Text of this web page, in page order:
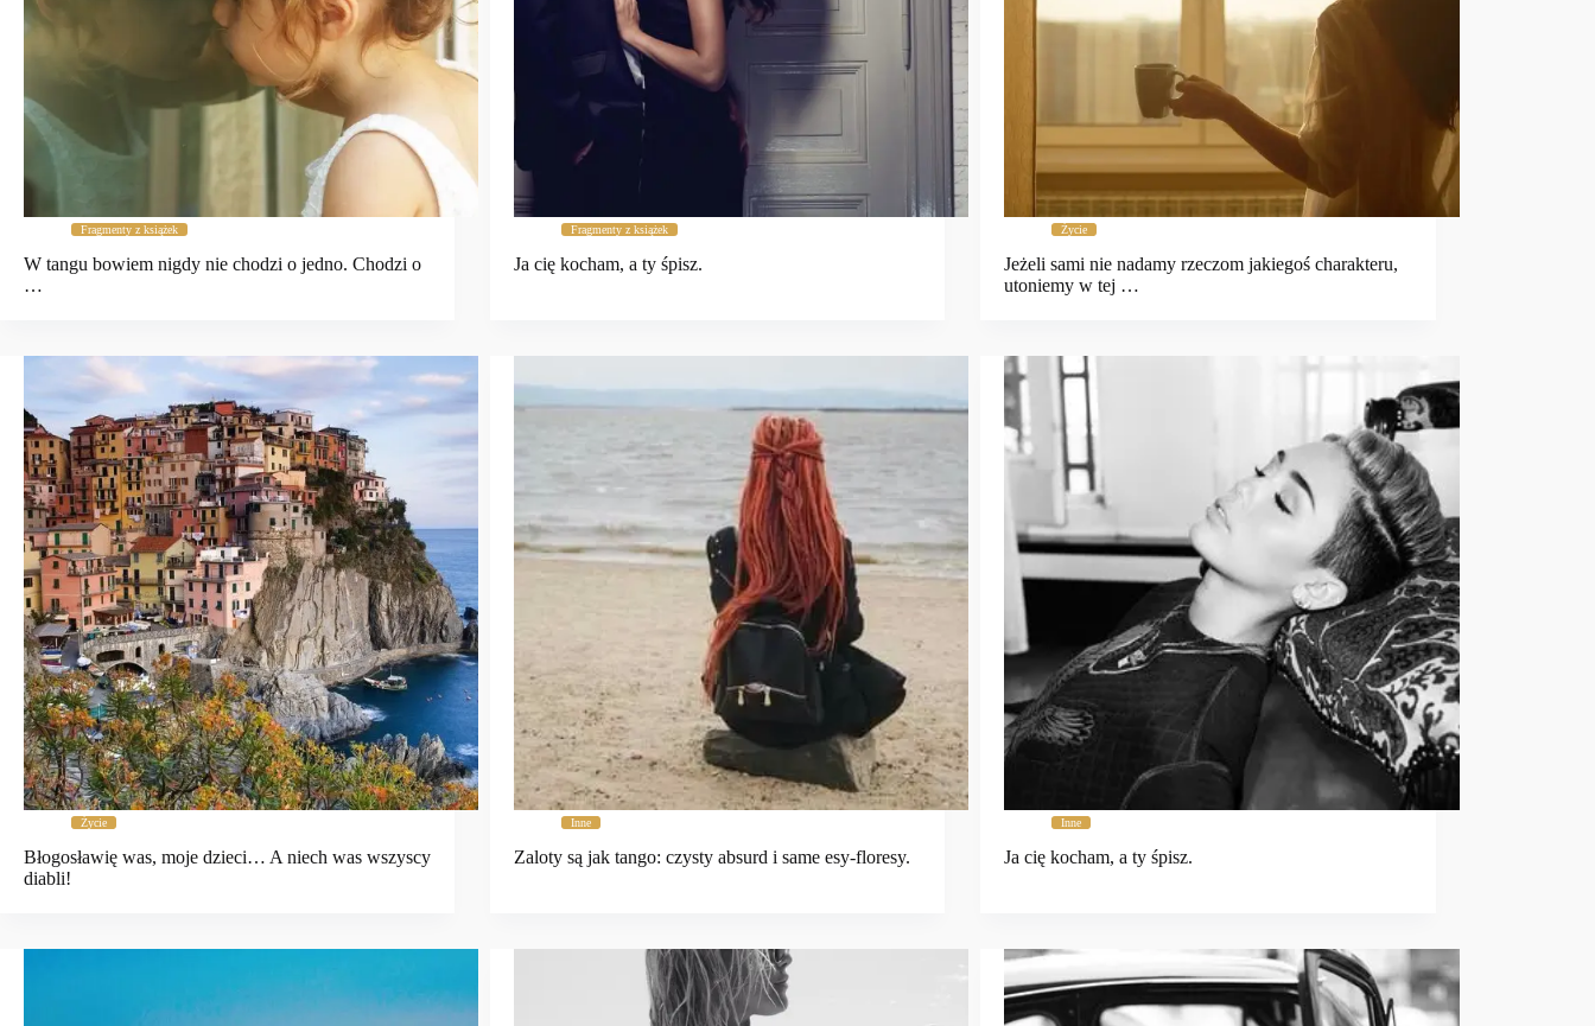
Fragmenty z książek
W tangu bowiem nigdy nie chodzi o jedno. Chodzi o
…
Fragmenty z książek
Ja cię kocham, a ty śpisz.
Życie
Jeżeli sami nie nadamy rzeczom jakiegoś charakteru,
utoniemy w tej …
Życie
Błogosławię was, moje dzieci… A niech was wszyscy
diabli!
Inne
Zaloty są jak tango: czysty absurd i same esy-floresy.
Inne
Ja cię kocham, a ty śpisz.